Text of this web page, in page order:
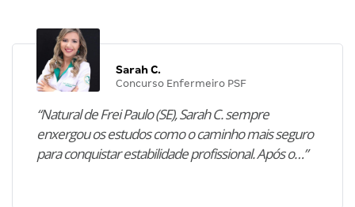
Sarah C.
Concurso Enfermeiro PSF
“Natural de Frei Paulo (SE), Sarah C. sempre
enxergou os estudos como o caminho mais seguro
para conquistar estabilidade profissional. Após o…”